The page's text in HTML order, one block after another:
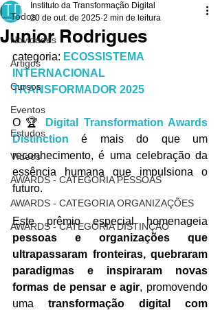
Todos
Novidades
Artigos
Cursos
Eventos
Estudos
Vídeos
AWARDS - CATEGORIA PESSOAS
AWARDS - CATEGORIA ORGANIZAÇÕES
AWARDS - CATEGORIA DISTINÇÃO
Junior Rodrigues
Instituto da Transformação Digital
20 de out. de 2025 2 min de leitura
categoria: ECOSSISTEMA
INTERNACIONAL
TRANSFORMADOR 2025
O 🏆
Digital Transformation Awards
Distinction é mais do que um
reconhecimento, é uma celebração da
essência humana que impulsiona o
futuro.
pessoas e organizações que
ultrapassaram fronteiras, quebraram
paradigmas e inspiraram novas
formas de pensar e agir, promovendo
uma transformação digital com